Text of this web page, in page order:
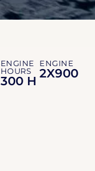
ENGINE
HOURS
300 H
ENGINE
2X900